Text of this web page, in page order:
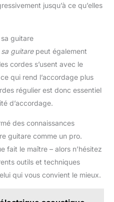
jusqu’à ce qu’elles
guitare
guitarepeut également
cordes s’usent avec le
qui rend l’accordage plus
régulier est donc essentiel
d’accordage.
des connaissances
guitare comme un pro.
fait le maître – alors n’hésitez
outils et techniques
qui vous convient le mieux.